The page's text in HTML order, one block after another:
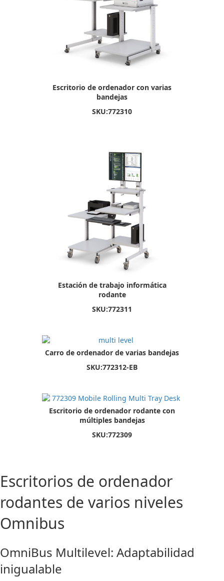
Escritorio de ordenador con varias
bandejas
SKU:772310
Estación de trabajo informática
rodante
SKU:772311
Carro de ordenador de varias bandejas
SKU:772312-EB
Escritorio de ordenador rodante con
múltiples bandejas
SKU:772309
Escritorios de ordenador
rodantes de varios niveles
Omnibus
OmniBus Multilevel: Adaptabilidad
inigualable